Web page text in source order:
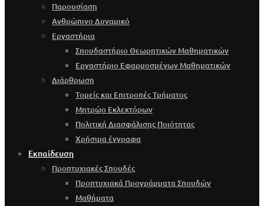
Παρουσίαση
Ανθρώπινο Δυναμικό
Εργαστήρια
Σπουδαστήριο Θεωρητικών Μαθηματικών
Εργαστήριο Εφαρμοσμένων Μαθηματικών
Διάρθρωση
Τομείς και Επιτροπές Τμήματος
Μητρώο Εκλεκτόρων
Πολιτική Διασφάλισης Ποιότητας
Χρήσιμα έγγραφα
Εκπαίδευση
Προπτυχιακές Σπουδές
Προπτυχιακά Προγράμματα Σπουδών
Μαθήματα